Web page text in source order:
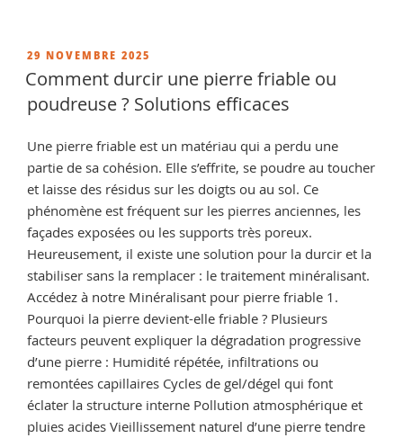
béton
:
pourquoi
comment
l’utiliser
? »
PUBLIÉ
LE
29 NOVEMBRE 2025
Comment durcir une pierre friable ou
poudreuse ? Solutions efficaces
Une pierre friable est un matériau qui a perdu une
partie de sa cohésion. Elle s’effrite, se poudre au toucher
et laisse des résidus sur les doigts ou au sol. Ce
phénomène est fréquent sur les pierres anciennes, les
façades exposées ou les supports très poreux.
Heureusement, il existe une solution pour la durcir et la
stabiliser sans la remplacer : le traitement minéralisant.
Accédez à notre Minéralisant pour pierre friable 1.
Pourquoi la pierre devient-elle friable ? Plusieurs
facteurs peuvent expliquer la dégradation progressive
d’une pierre : Humidité répétée, infiltrations ou
remontées capillaires Cycles de gel/dégel qui font
éclater la structure interne Pollution atmosphérique et
pluies acides Vieillissement naturel d’une pierre tendre